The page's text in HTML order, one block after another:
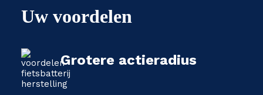
Uw voordelen
Grotere actieradius